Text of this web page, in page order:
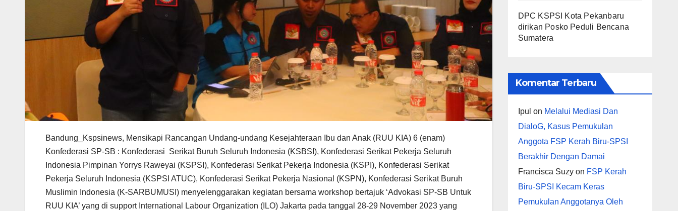
Bandung_Kspsinews, Mensikapi Rancangan Undang-undang Kesejahteraan Ibu dan Anak (RUU KIA) 6 (enam)
Konfederasi SP-SB : Konfederasi Serikat Buruh Seluruh Indonesia (KSBSI), Konfederasi Serikat Pekerja Seluruh
Indonesia Pimpinan Yorrys Raweyai (KSPSI), Konfederasi Serikat Pekerja Indonesia (KSPI), Konfederasi Serikat
Pekerja Seluruh Indonesia (KSPSI ATUC), Konfederasi Serikat Pekerja Nasional (KSPN), Konfederasi Serikat Buruh
Muslimin Indonesia (K-SARBUMUSI) menyelenggarakan kegiatan bersama workshop bertajuk ‘Advokasi SP-SB Untuk
RUU KIA’ yang di support International Labour Organization (ILO) Jakarta pada tanggal 28-29 November 2023 yang
DPC KSPSI Kota Pekanbaru
dirikan Posko Peduli Bencana
Sumatera
Komentar Terbaru
Ipul on Melalui Mediasi Dan
DialoG, Kasus Pemukulan
Anggota FSP Kerah Biru-SPSI
Berakhir Dengan Damai
Francisca Suzyon FSP Kerah
Biru-SPSI Kecam Keras
Pemukulan Anggotanya Oleh